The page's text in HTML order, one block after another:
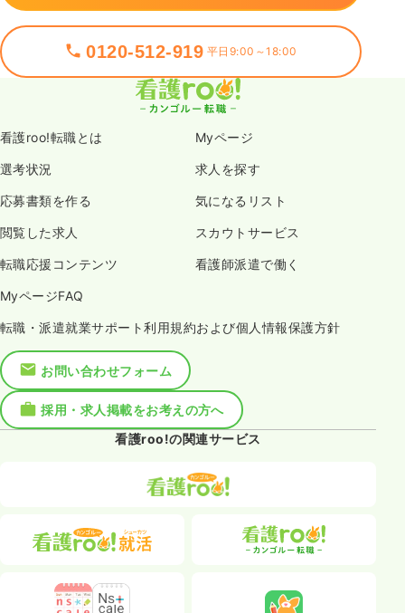
0120-512-919 平日9:00～18:00
看護roo!転職とは Myページ
選考状況 求人を探す
応募書類を作る 気になるリスト
閲覧した求人 スカウトサービス
転職応援コンテンツ 看護師派遣で働く
MyページFAQ
転職・派遣就業サポート利用規約および個人情報保護方針
お問い合わせフォーム
採用・求人掲載をお考えの方へ
看護roo!の関連サービス